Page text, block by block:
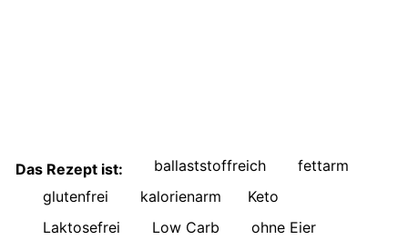
Das Rezept ist: ballaststoffreich
fettarm
glutenfrei
kalorienarm
Keto
Laktosefrei
Low Carb
ohne Eier